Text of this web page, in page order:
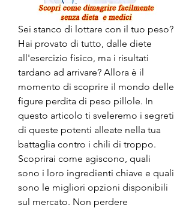
Sei stanco di lottare con il tuo peso?
Hai provato di tutto, dalle diete
all'esercizio fisico, ma i risultati
tardano ad arrivare? Allora è il
momento di scoprire il mondo delle
figure perdita di peso pillole. In
questo articolo ti sveleremo i segreti
di queste potenti alleate nella tua
battaglia contro i chili di troppo.
Scoprirai come agiscono, quali
sono i loro ingredienti chiave e quali
sono le migliori opzioni disponibili
sul mercato. Non perdere